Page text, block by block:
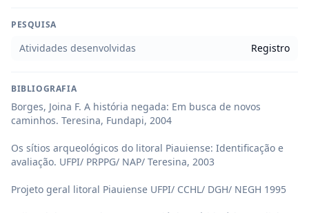
PESQUISA
Atividades desenvolvidas Registro
BIBLIOGRAFIA
Borges, Joina F. A história negada: Em busca de novos
caminhos. Teresina, Fundapi, 2004
Os sítios arqueológicos do litoral Piauiense: Identificação e
avaliação. UFPI/ PRPPG/ NAP/ Teresina, 2003
Projeto geral litoral Piauiense UFPI/ CCHL/ DGH/ NEGH 1995